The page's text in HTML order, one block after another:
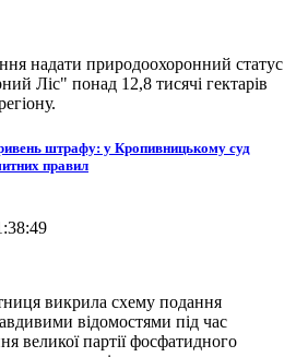
надати природоохоронний статус
Ліс" понад 12,8 тисячі гектарів
штрафу: у Кропивницькому суд
правил
викрила схему подання
відомостями під час
великої партії фосфатидного